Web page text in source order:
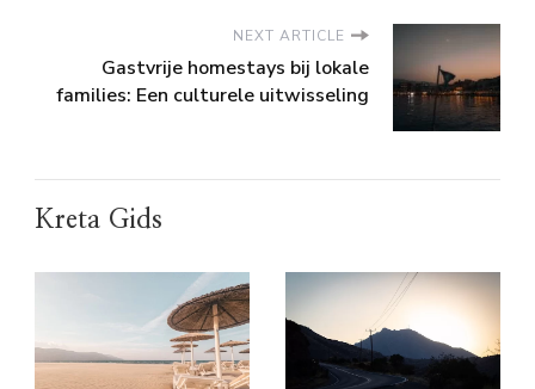
NEXT ARTICLE
Gastvrije homestays bij lokale
families: Een culturele uitwisseling
Kreta Gids